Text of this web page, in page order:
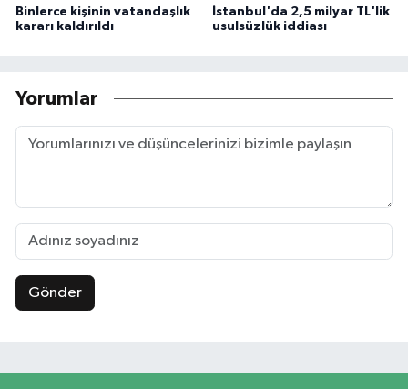
Binlerce kişinin vatandaşlık
kararı kaldırıldı
İstanbul'da 2,5 milyar TL'lik
usulsüzlük iddiası
Yorumlar
Gönder